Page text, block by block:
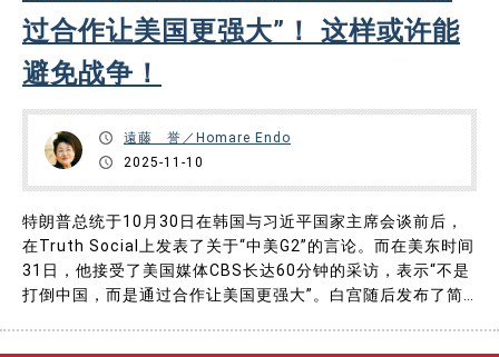
設立趣意書
お問い合わせ
过合作让美国更强大”！ 这样或许能
避免战争！
遠藤 誉／Homare Endo
2025-11-10
特朗普总统于10月30日在韩国与习近平国家主席会谈前后，
在Truth Social上发表了关于“中美G2”的言论。而在美东时间
31日，他接受了美国媒体CBS长达60分钟的采访，表示“不是
打倒中国，而是通过合作让美国更强大”。白宫随后发布了简